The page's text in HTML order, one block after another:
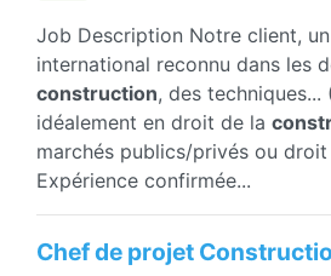
Job Description Notre client,
international reconnu dans les
construction, des techniques...
idéalement en droit de la
marchés publics/privés ou
Expérience confirmée...
Chef de projet